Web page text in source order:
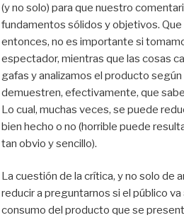
(y no solo) para que nuestro
fundamentos sólidos y objetivos.
entonces, no es importante si
espectador, mientras que las cosas
gafas y analizamos el producto
demuestren, efectivamente, que
Lo cual, muchas veces, se puede
bien hecho o no (horrible puede
tan obvio y sencillo).
La cuestión de la crítica, y no solo de
reducir a preguntarnos si el público
consumo del producto que se